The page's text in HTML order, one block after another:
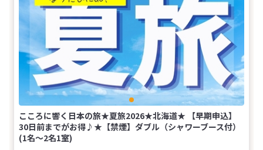
こころに響く日本の旅★夏旅2026★北海道★ 【早期申込】
30日前までがお得♪★【禁煙】ダブル（シャワーブース付）
(1名～2名1室)